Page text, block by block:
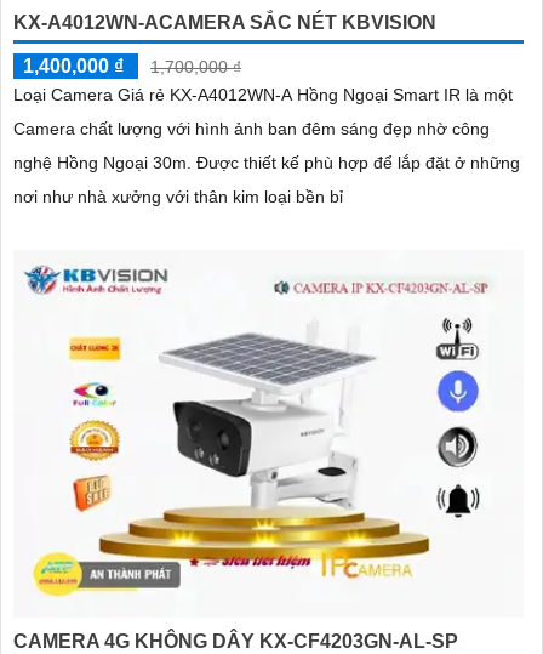
KX-A4012WN-ACAMERA SẮC NÉT KBVISION
1,400,000 ₫
1,700,000 ₫
Loại Camera Giá rẻ KX-A4012WN-A Hồng Ngoại Smart IR là một
Camera chất lượng với hình ảnh ban đêm sáng đẹp nhờ công
nghệ Hồng Ngoại 30m. Được thiết kế phù hợp để lắp đặt ở những
nơi như nhà xưởng với thân kim loại bền bỉ
CAMERA 4G KHÔNG DÂY KX-CF4203GN-AL-SP